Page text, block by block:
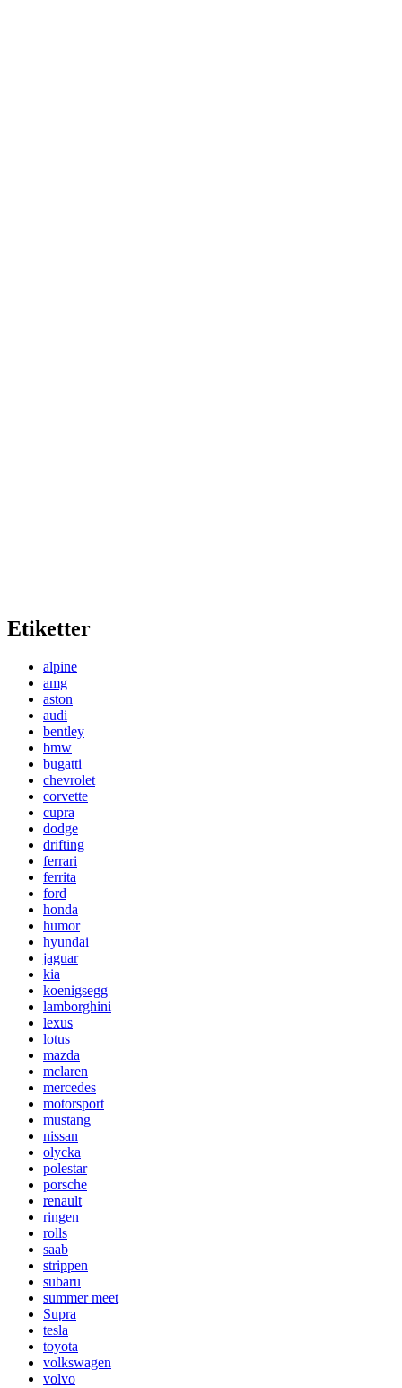
Etiketter
alpine
amg
aston
audi
bentley
bmw
bugatti
chevrolet
corvette
cupra
dodge
drifting
ferrari
ferrita
ford
honda
humor
hyundai
jaguar
kia
koenigsegg
lamborghini
lexus
lotus
mazda
mclaren
mercedes
motorsport
mustang
nissan
olycka
polestar
porsche
renault
ringen
rolls
saab
strippen
subaru
summer meet
Supra
tesla
toyota
volkswagen
volvo